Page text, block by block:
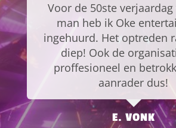
Voor de 50ste
man heb ik Oke
ingehuurd. Het optreden
diep! Ook de
proffesioneel en
aanrader dus!
E. VONK